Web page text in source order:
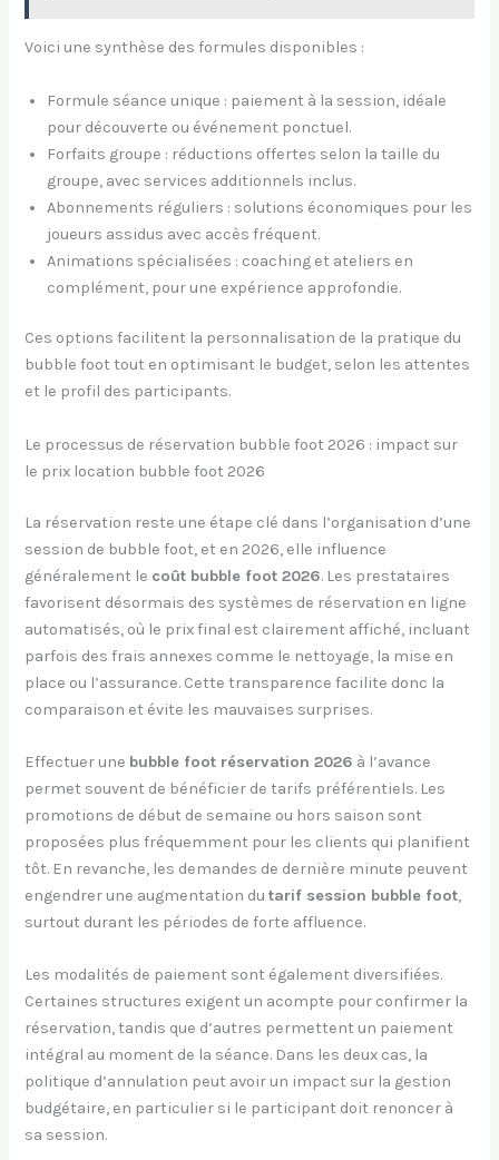
Voici une synthèse des formules disponibles :
Formule séance unique : paiement à la session, idéale
pour découverte ou événement ponctuel.
Forfaits groupe : réductions offertes selon la taille du
groupe, avec services additionnels inclus.
Abonnements réguliers : solutions économiques pour les
joueurs assidus avec accès fréquent.
Animations spécialisées : coaching et ateliers en
complément, pour une expérience approfondie.
Ces options facilitent la personnalisation de la pratique du
bubble foot tout en optimisant le budget, selon les attentes
et le profil des participants.
Le processus de réservation bubble foot 2026 : impact sur
le prix location bubble foot 2026
La réservation reste une étape clé dans l’organisation d’une
session de bubble foot, et en 2026, elle influence
généralement le coût bubble foot 2026. Les prestataires
favorisent désormais des systèmes de réservation en ligne
automatisés, où le prix final est clairement affiché, incluant
parfois des frais annexes comme le nettoyage, la mise en
place ou l’assurance. Cette transparence facilite donc la
comparaison et évite les mauvaises surprises.
Effectuer une bubble foot réservation 2026 à l’avance
permet souvent de bénéficier de tarifs préférentiels. Les
promotions de début de semaine ou hors saison sont
proposées plus fréquemment pour les clients qui planifient
tôt. En revanche, les demandes de dernière minute peuvent
engendrer une augmentation dutarif session bubble foot,
surtout durant les périodes de forte affluence.
Les modalités de paiement sont également diversifiées.
Certaines structures exigent un acompte pour confirmer la
réservation, tandis que d’autres permettent un paiement
intégral au moment de la séance. Dans les deux cas, la
politique d’annulation peut avoir un impact sur la gestion
budgétaire, en particulier si le participant doit renoncer à
sa session.